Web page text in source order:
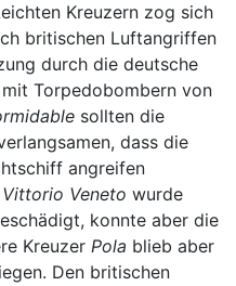
Kreuzern zog sich
britischen Luftangriffen
durch die deutsche
Torpedobombern von
sollten die
dass die
angreifen
Vittorio Veneto wurde
konnte aber die
Kreuzer Pola blieb aber
Den britischen